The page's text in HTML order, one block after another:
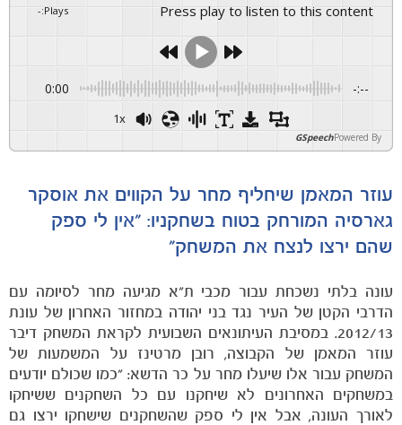
הקבוצות
Press play to listen to this content
Plays
:
-
0:00 -:--
1x
Powered By
GSpeech
עוזר המאמן שיחליף מחר על הקווים את אוסקר
גארסיה המורחק בטוח בשחקניו: "אין לי ספק
שהם ירצו לנצח את המשחק"
עונה בלתי נשכחת עבור מכבי ת"א מגיעה מחר לסיומה עם
הדרבי הקטן של העיר נגד בני יהודה במחזור האחרון של עונת
2012/13. במסיבת העיתונאים השבועית לקראת המשחק דיבר
עוזר המאמן של הקבוצה, רובן מרטינז על המשמעות של
המשחק עבור אלו שיעלו מחר על כר הדשא: "כמו שכולם יודעים
במשחקים האחרונים לא שיחקנו עם כל השחקנים ששיחקו
לאורך העונה, אבל אין לי ספק שהשחקנים שישחקו ירצו גם